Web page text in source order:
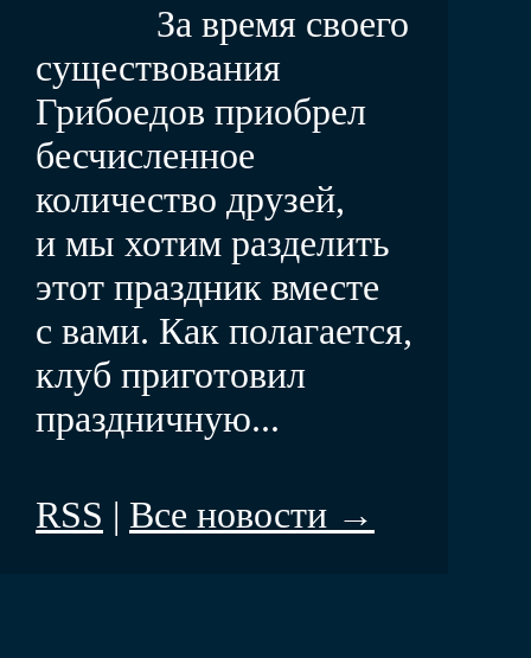
За время своего
существования
Грибоедов приобрел
бесчисленное
количество друзей,
и мы хотим разделить
этот праздник вместе
с вами. Как полагается,
клуб приготовил
праздничную...
RSS | Все новости →